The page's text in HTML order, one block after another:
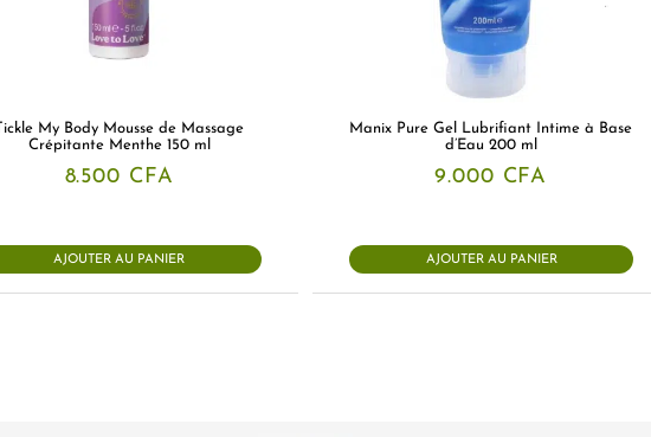
Tickle My Body Mousse de Massage
Crépitante Menthe 150 ml
8.500 CFA
AJOUTER AU PANIER
Manix Pure Gel Lubrifiant Intime à Base
d’Eau 200 ml
9.000 CFA
AJOUTER AU PANIER